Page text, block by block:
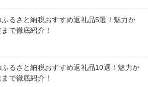
ふるさと納税おすすめ返礼品5選！魅力か
で徹底紹介！
るさと納税おすすめ返礼品10選！魅力か
で徹底紹介！